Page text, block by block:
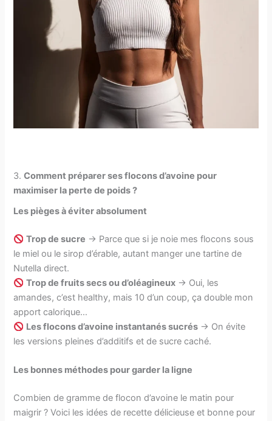
3.Comment préparer ses flocons d’avoine pour
maximiser la perte de poids ?
Les pièges à éviter absolument
Trop de sucre → Parce que si je noie mes flocons sous
le miel ou le sirop d’érable, autant manger une tartine de
Nutella direct.
Trop de fruits secs ou d’oléagineux → Oui, les
amandes, c’est healthy, mais 10 d’un coup, ça double mon
apport calorique…
Les flocons d’avoine instantanés sucrés → On évite
les versions pleines d’additifs et de sucre caché.
Les bonnes méthodes pour garder la ligne
Combien de gramme de flocon d’avoine le matin pour
maigrir​ ? Voici les idées de recette délicieuse et bonne pour